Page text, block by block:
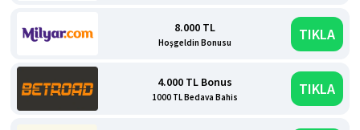
8.000 TL
Hoşgeldin Bonusu TIKLA
4.000 TL Bonus
1000 TL Bedava Bahis TIKLA